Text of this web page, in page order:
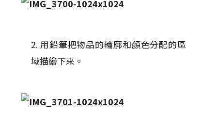
2. 用鉛筆把物品的輪廓和顏色分配的區
域描繪下來。